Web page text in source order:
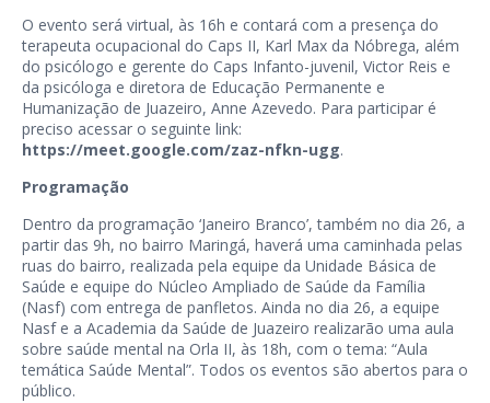
O evento será virtual, às 16h e contará com a presença do
terapeuta ocupacional do Caps II, Karl Max da Nóbrega, além
do psicólogo e gerente do Caps Infanto-juvenil, Victor Reis e
da psicóloga e diretora de Educação Permanente e
Humanização de Juazeiro, Anne Azevedo. Para participar é
preciso acessar o seguinte link:
https://meet.google.com/zaz-nfkn-ugg.
Programação
Dentro da programação ‘Janeiro Branco’, também no dia 26, a
partir das 9h, no bairro Maringá, haverá uma caminhada pelas
ruas do bairro, realizada pela equipe da Unidade Básica de
Saúde e equipe do Núcleo Ampliado de Saúde da Família
(Nasf) com entrega de panfletos. Ainda no dia 26, a equipe
Nasf e a Academia da Saúde de Juazeiro realizarão uma aula
sobre saúde mental na Orla II, às 18h, com o tema: “Aula
temática Saúde Mental”. Todos os eventos são abertos para o
público.